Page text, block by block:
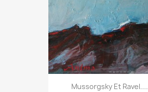
Mussorgsky Et Ravel....